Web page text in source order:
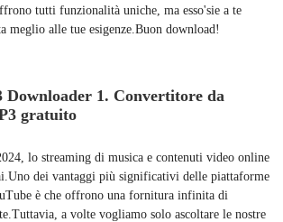
tutti funzionalità uniche, ma esso'sie a te
meglio alle tue esigenze.Buon download!
Downloader 1. Convertitore da
gratuito
lo streaming di musica e contenuti video online
dei vantaggi più significativi delle piattaforme
è che offrono una fornitura infinita di
a volte vogliamo solo ascoltare le nostre